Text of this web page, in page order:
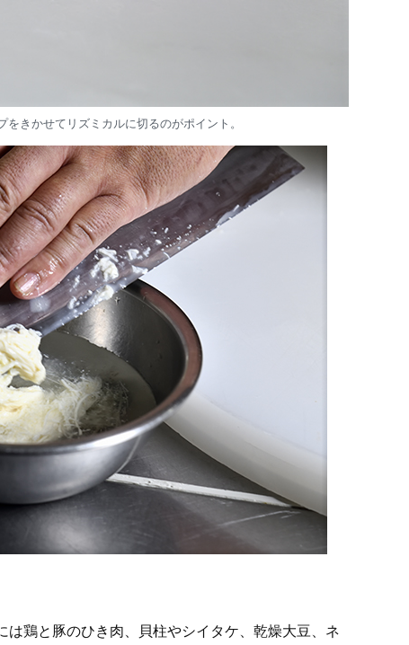
きかせてリズミカルに切るのがポイント。
鶏と豚のひき肉、貝柱やシイタケ、乾燥大豆、ネ